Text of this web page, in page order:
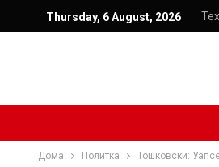
Thursday, 6 August, 2026
Дома Политка Тошковски: